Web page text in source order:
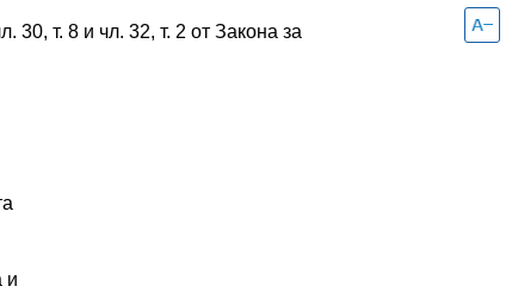
30, т. 8 и чл. 32, т. 2 от Закона за
и